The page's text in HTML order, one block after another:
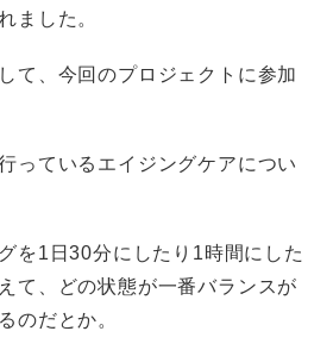
ました。
て、今回のプロジェクトに参加
っているエイジングケアについ
を1日30分にしたり1時間にした
て、どの状態が一番バランスが
のだとか。